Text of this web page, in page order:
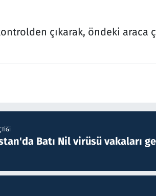
çıkarak, öndeki araca
Batı Nil virüsü vakaları